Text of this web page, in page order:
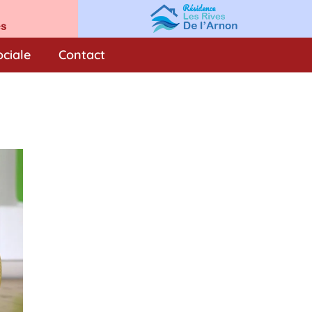
Contact